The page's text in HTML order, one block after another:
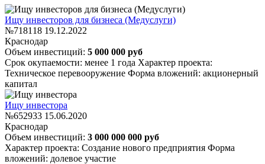
Ищу инвесторов для бизнеса (Медуслуги)
№718118 19.12.2022
Краснодар
Объем инвестиций: 5 000 000 руб
Срок окупаемости: менее 1 года Характер проекта:
Техническое перевооружение Форма вложений: акционерный
капитал
Ищу инвестора
№652933 15.06.2020
Краснодар
Объем инвестиций: 3 000 000 000 руб
Характер проекта: Создание нового предприятия Форма
вложений: долевое участие